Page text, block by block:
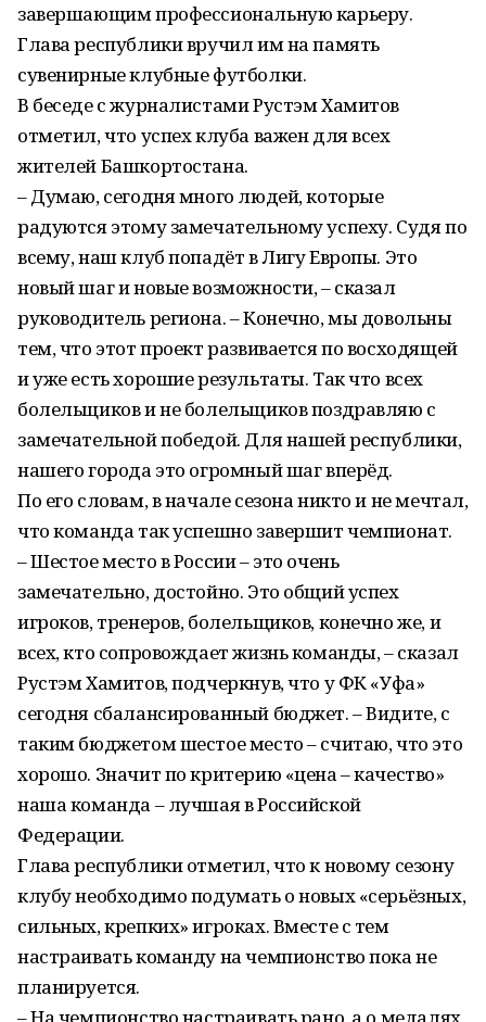
завершающим профессиональную карьеру.
Глава республики вручил им на память
сувенирные клубные футболки.
В беседе с журналистами Рустэм Хамитов
отметил, что успех клуба важен для всех
жителей Башкортостана.
– Думаю, сегодня много людей, которые
радуются этому замечательному успеху. Судя по
всему, наш клуб попадёт в Лигу Европы. Это
новый шаг и новые возможности, – сказал
руководитель региона. – Конечно, мы довольны
тем, что этот проект развивается по восходящей
и уже есть хорошие результаты. Так что всех
болельщиков и не болельщиков поздравляю с
замечательной победой. Для нашей республики,
нашего города это огромный шаг вперёд.
По его словам, в начале сезона никто и не мечтал,
что команда так успешно завершит чемпионат.
– Шестое место в России – это очень
замечательно, достойно. Это общий успех
игроков, тренеров, болельщиков, конечно же, и
всех, кто сопровождает жизнь команды, – сказал
Рустэм Хамитов, подчеркнув, что у ФК «Уфа»
сегодня сбалансированный бюджет. – Видите, с
таким бюджетом шестое место – считаю, что это
хорошо. Значит по критерию «цена – качество»
наша команда – лучшая в Российской
Федерации.
Глава республики отметил, что к новому сезону
клубу необходимо подумать о новых «серьёзных,
сильных, крепких» игроках. Вместе с тем
настраивать команду на чемпионство пока не
планируется.